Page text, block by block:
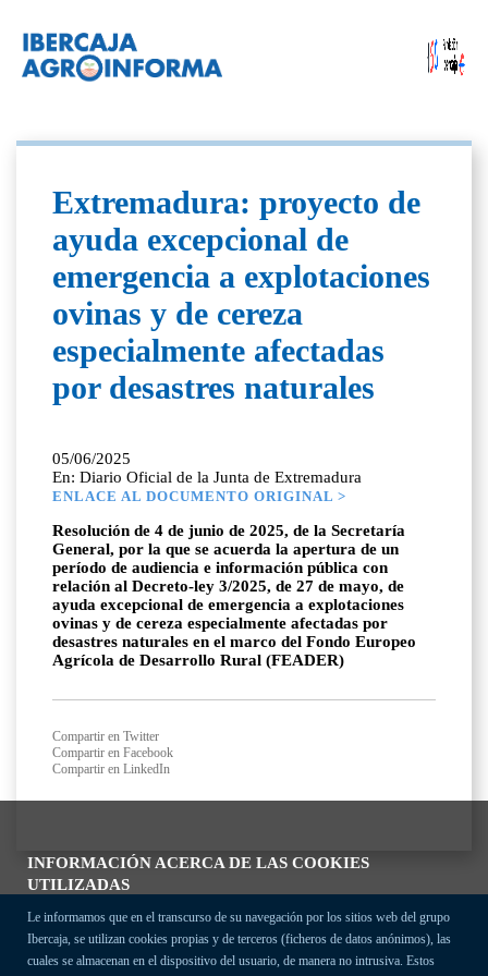
INFORMACIÓN ACERCA DE LAS COOKIES
UTILIZADAS
Le informamos que en el transcurso de su navegación por los sitios web del grupo
Ibercaja, se utilizan cookies propias y de terceros (ficheros de datos anónimos), las
cuales se almacenan en el dispositivo del usuario, de manera no intrusiva. Estos
Extremadura: proyecto de
ayuda excepcional de
emergencia a explotaciones
ovinas y de cereza
especialmente afectadas
por desastres naturales
05/06/2025
En: Diario Oficial de la Junta de Extremadura
ENLACE AL DOCUMENTO ORIGINAL >
Resolución de 4 de junio de 2025, de la Secretaría
General, por la que se acuerda la apertura de un
período de audiencia e información pública con
relación al Decreto-ley 3/2025, de 27 de mayo, de
ayuda excepcional de emergencia a explotaciones
ovinas y de cereza especialmente afectadas por
desastres naturales en el marco del Fondo Europeo
Agrícola de Desarrollo Rural (FEADER)
Compartir en Twitter
Compartir en Facebook
Compartir en LinkedIn